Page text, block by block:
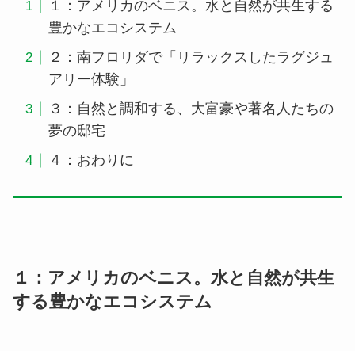
１：アメリカのベニス。水と自然が共生する
豊かなエコシステム
２：南フロリダで「リラックスしたラグジュ
アリー体験」
３：自然と調和する、大富豪や著名人たちの
夢の邸宅
４：おわりに
１：アメリカのベニス。水と自然が共生
する豊かなエコシステム